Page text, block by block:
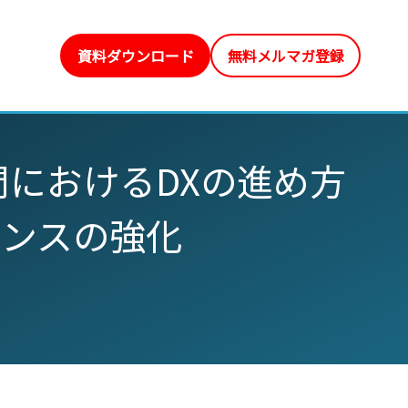
資料ダウンロード 無料メルマガ登録
おけるDXの進め方
スの強化